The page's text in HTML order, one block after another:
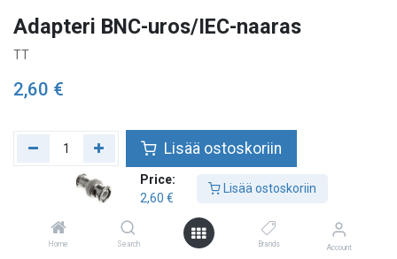
Price:
2,60 €
Lisää ostoskoriin
Home Search Brands Account
Adapteri BNC-uros/IEC-naaras
TT
2,60 €
Lisää ostoskoriin
Lisää toivelistalle